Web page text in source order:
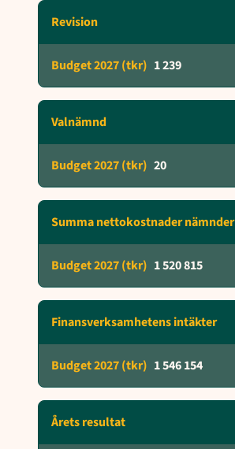
Revision
1 239
Valnämnd
20
Summa nettokostnader nämnder
1 520 815
Finansverksamhetens intäkter
1 546 154
Årets resultat